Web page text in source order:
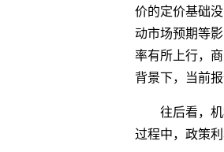
价的定价基础
动市场预期等
率有所上行，
背景下，当前
往后看，
过程中，政策